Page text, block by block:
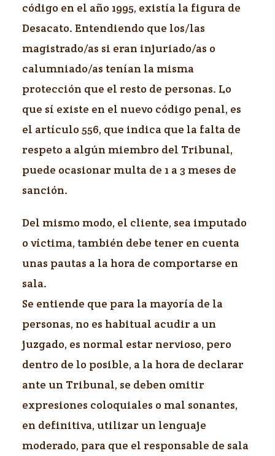
código en el año 1995, existía la figura de
Desacato. Entendiendo que los/las
magistrado/as si eran injuriado/as o
calumniado/as tenían la misma
protección que el resto de personas. Lo
que sí existe en el nuevo código penal, es
el artículo 556, que indica que la falta de
respeto a algún miembro del Tribunal,
puede ocasionar multa de 1 a 3 meses de
sanción.
Del mismo modo, el cliente, sea imputado
o víctima, también debe tener en cuenta
unas pautas a la hora de comportarse en
sala.
Se entiende que para la mayoría de la
personas, no es habitual acudir a un
juzgado, es normal estar nervioso, pero
dentro de lo posible, a la hora de declarar
ante un Tribunal, se deben omitir
expresiones coloquiales o mal sonantes,
en definitiva, utilizar un lenguaje
moderado, para que el responsable de sala